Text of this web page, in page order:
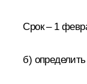
Срок – 1
б)